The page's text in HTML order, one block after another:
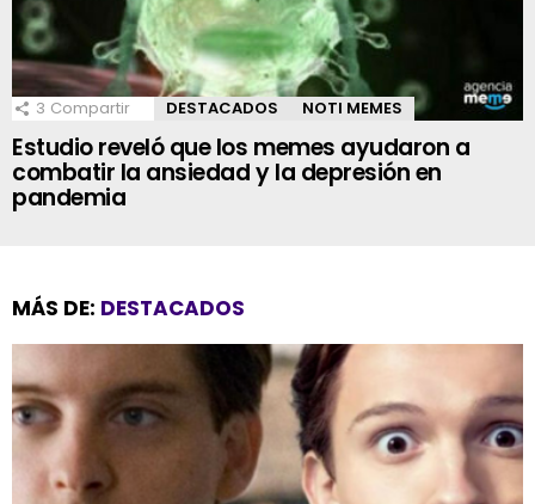
3 Compartir DESTACADOS NOTI MEMES
Estudio reveló que los memes ayudaron a
combatir la ansiedad y la depresión en
pandemia
MÁS DE: DESTACADOS